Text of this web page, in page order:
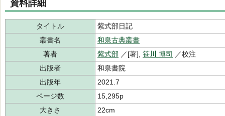
資料詳細
タイトル
紫式部日記
叢書名
和泉古典叢書
著者
紫式部 ／[著], 笹川 博司
／校注
出版者
和泉書院
出版年
2021.7
ページ数
15,295p
大きさ
22cm